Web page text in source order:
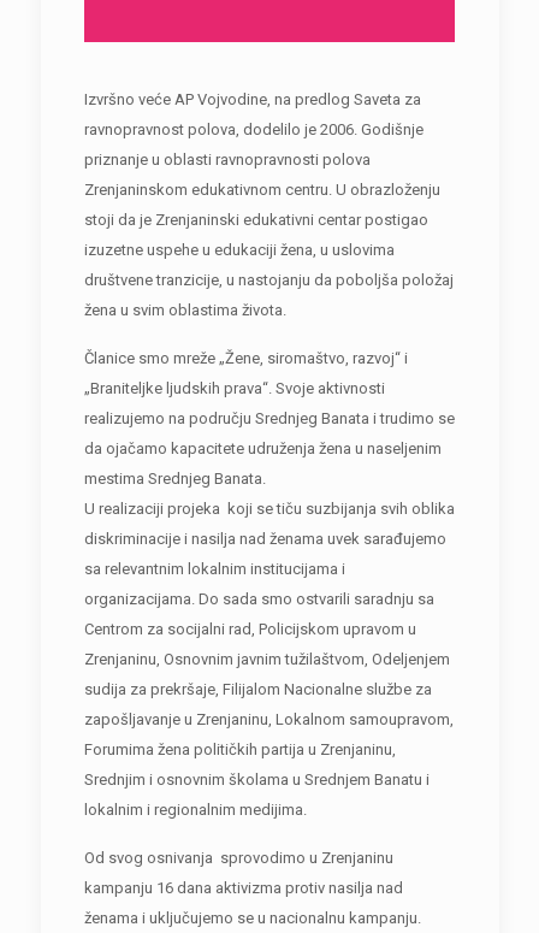
Izvršno veće AP Vojvodine, na predlog Saveta za
ravnopravnost polova, dodelilo je 2006. Godišnje
priznanje u oblasti ravnopravnosti polova
Zrenjaninskom edukativnom centru. U obrazloženju
stoji da je Zrenjaninski edukativni centar postigao
izuzetne uspehe u edukaciji žena, u uslovima
društvene tranzicije, u nastojanju da poboljša položaj
žena u svim oblastima života.
Članice smo mreže „Žene, siromaštvo, razvoj“ i
„Braniteljke ljudskih prava“. Svoje aktivnosti
realizujemo na području Srednjeg Banata i trudimo se
da ojačamo kapacitete udruženja žena u naseljenim
mestima Srednjeg Banata.
U realizaciji projeka koji se tiču suzbijanja svih oblika
diskriminacije i nasilja nad ženama uvek sarađujemo
sa relevantnim lokalnim institucijama i
organizacijama. Do sada smo ostvarili saradnju sa
Centrom za socijalni rad, Policijskom upravom u
Zrenjaninu, Osnovnim javnim tužilaštvom, Odeljenjem
sudija za prekršaje, Filijalom Nacionalne službe za
zapošljavanje u Zrenjaninu, Lokalnom samoupravom,
Forumima žena političkih partija u Zrenjaninu,
Srednjim i osnovnim školama u Srednjem Banatu i
lokalnim i regionalnim medijima.
Od svog osnivanja sprovodimo u Zrenjaninu
kampanju 16 dana aktivizma protiv nasilja nad
ženama i uključujemo se u nacionalnu kampanju.